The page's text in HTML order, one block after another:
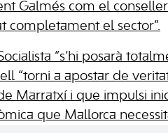
Galmés com el
completament el sector”.
“s’hi posarà
“torni a apostar de
Marratxí i que impulsi
que Mallorca